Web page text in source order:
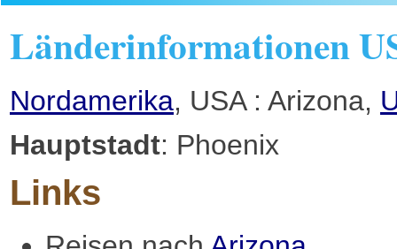
Länderinformationen
Nordamerika, USA : Arizona,
Hauptstadt: Phoenix
Links